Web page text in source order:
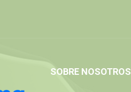
SOBRE NOSOTROS